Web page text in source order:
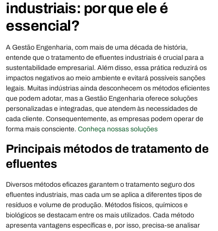
industriais: por que ele é
essencial?
A Gestão Engenharia, com mais de uma década de história,
entende que o tratamento de efluentes industriais é crucial para a
sustentabilidade empresarial. Além disso, essa prática reduzirá os
impactos negativos ao meio ambiente e evitará possíveis sanções
legais. Muitas indústrias ainda desconhecem os métodos eficientes
que podem adotar, mas a Gestão Engenharia oferece soluções
personalizadas e integradas, que atendem às necessidades de
cada cliente. Consequentemente, as empresas podem operar de
forma mais consciente. Conheça nossas soluções
Principais métodos de tratamento de
efluentes
Diversos métodos eficazes garantem o tratamento seguro dos
efluentes industriais, mas cada um se aplica a diferentes tipos de
resíduos e volume de produção. Métodos físicos, químicos e
biológicos se destacam entre os mais utilizados. Cada método
apresenta vantagens específicas e, por isso, precisa-se analisar